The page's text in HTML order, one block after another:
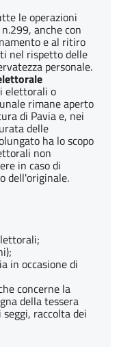
le operazioni
anche con
e al ritiro
nel rispetto delle
personale.
elettorali o
rimane aperto
di Pavia e, nei
delle
ha lo scopo
non
in caso di
dell'originale.
in occasione di
concerne la
della tessera
raccolta dei